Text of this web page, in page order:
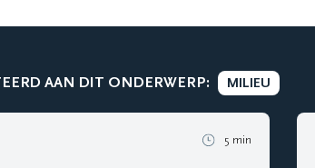
AAN DIT ONDERWERP: MILIEU
5 min